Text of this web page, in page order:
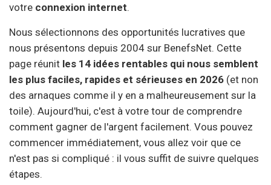
votre connexion internet.
Nous sélectionnons des opportunités lucratives que
nous présentons depuis 2004 sur BenefsNet. Cette
page réunit les 14 idées rentables qui nous semblent
les plus faciles, rapides et sérieuses en 2026 (et non
des arnaques comme il y en a malheureusement sur la
toile). Aujourd'hui, c'est à votre tour de comprendre
comment gagner de l'argent facilement. Vous pouvez
commencer immédiatement, vous allez voir que ce
n'est pas si compliqué : il vous suffit de suivre quelques
étapes.